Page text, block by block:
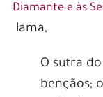
Diamante e às
lama,
O sutra
bençãos;